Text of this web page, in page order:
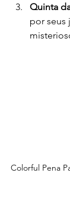
Quinta
por seus
Colorful Pena